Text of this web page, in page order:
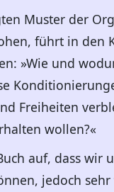
Muster der
führt in den
»Wie und
Freiheiten
wollen?«
auf, dass wir
jedoch